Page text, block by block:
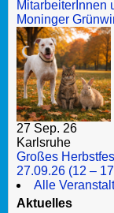
MitarbeiterInnen
Moninger
27 Sep. 26
Karlsruhe
Großes
27.09.26 (12 –
Alle
Aktuelles